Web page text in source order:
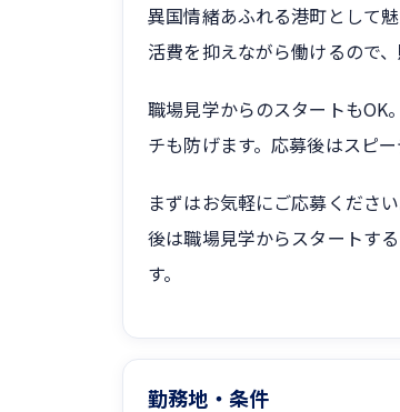
異国情緒あふれる港町として
活費を抑えながら働けるので
職場見学からのスタートもOK
チも防げます。応募後はスピ
まずはお気軽にご応募くださ
後は職場見学からスタートす
す。
勤務地・条件